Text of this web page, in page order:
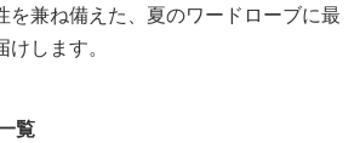
を兼ね備えた、夏のワードローブに最
します。
覧